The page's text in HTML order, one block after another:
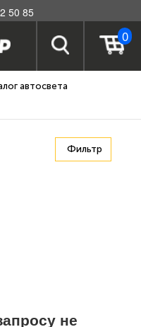
50 85
0
автосвета
Фильтр
не